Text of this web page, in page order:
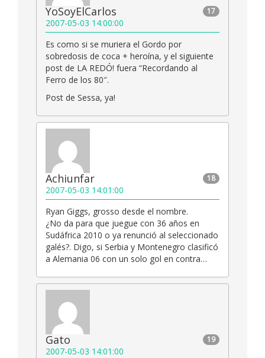
17
YoSoyElCarlos
2007-05-03 14:00:00
Es como si se muriera el Gordo por
sobredosis de coca + heroína, y el siguiente
post de LA REDÓ! fuera “Recordando al
Ferro de los 80″.
Post de Sessa, ya!
18
Achiunfar
2007-05-03 14:01:00
Ryan Giggs, grosso desde el nombre.
¿No da para que juegue con 36 años en
Sudáfrica 2010 o ya renunció al seleccionado
galés?. Digo, si Serbia y Montenegro clasificó
a Alemania 06 con un solo gol en contra…
19
Gato
2007-05-03 14:01:00